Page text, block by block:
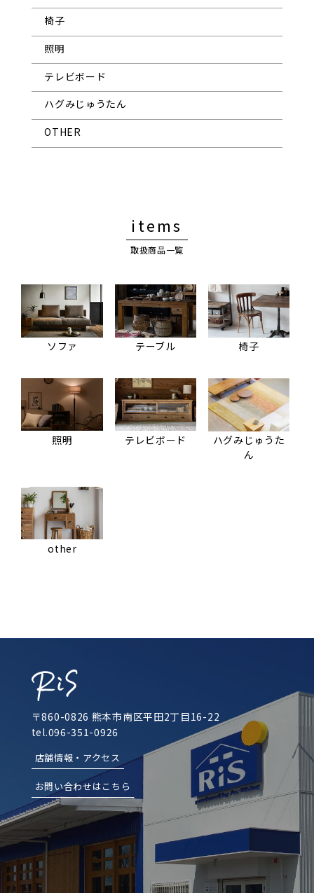
椅子
照明
テレビボード
ハグみじゅうたん
OTHER
items
取扱商品一覧
ソファ テーブル 椅子
照明 テレビボード
ハグみじゅうた
ん
other
〒860-0826 熊本市南区平田2丁目16-22
tel.096-351-0926
店舗情報・アクセス
お問い合わせはこちら